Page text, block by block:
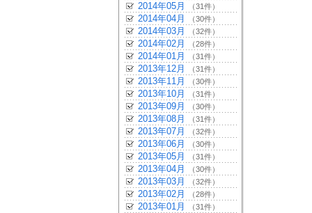
2014年05月 （31件）
2014年04月 （30件）
2014年03月 （32件）
2014年02月 （28件）
2014年01月 （31件）
2013年12月 （31件）
2013年11月 （30件）
2013年10月 （31件）
2013年09月 （30件）
2013年08月 （31件）
2013年07月 （32件）
2013年06月 （30件）
2013年05月 （31件）
2013年04月 （30件）
2013年03月 （32件）
2013年02月 （28件）
2013年01月 （31件）